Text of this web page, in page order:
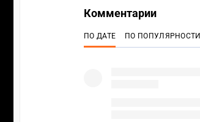
Комментарии
ПО ДАТЕ ПО ПОПУЛЯРНОСТИ